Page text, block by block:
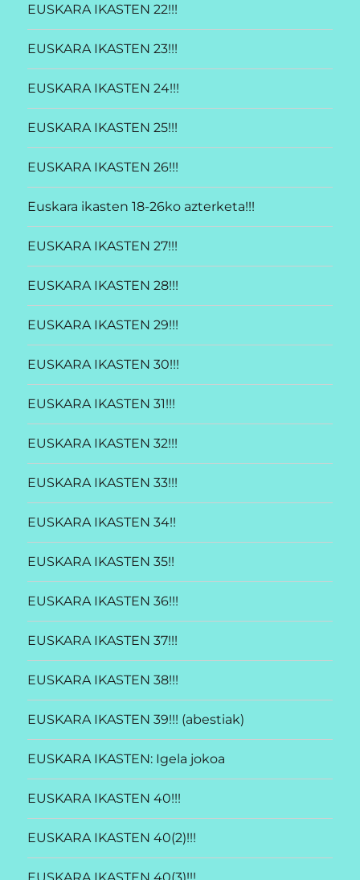
EUSKARA IKASTEN 22!!!
EUSKARA IKASTEN 23!!!
EUSKARA IKASTEN 24!!!
EUSKARA IKASTEN 25!!!
EUSKARA IKASTEN 26!!!
Euskara ikasten 18-26ko azterketa!!!
EUSKARA IKASTEN 27!!!
EUSKARA IKASTEN 28!!!
EUSKARA IKASTEN 29!!!
EUSKARA IKASTEN 30!!!
EUSKARA IKASTEN 31!!!
EUSKARA IKASTEN 32!!!
EUSKARA IKASTEN 33!!!
EUSKARA IKASTEN 34!!
EUSKARA IKASTEN 35!!
EUSKARA IKASTEN 36!!!
EUSKARA IKASTEN 37!!!
EUSKARA IKASTEN 38!!!
EUSKARA IKASTEN 39!!! (abestiak)
EUSKARA IKASTEN: Igela jokoa
EUSKARA IKASTEN 40!!!
EUSKARA IKASTEN 40(2)!!!